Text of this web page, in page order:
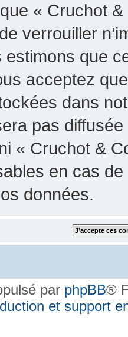
« Cruchot
verrouiller
estimons que
acceptez
dans
pas
« Cruchot &
en cas
données.
par phpBB®
et support